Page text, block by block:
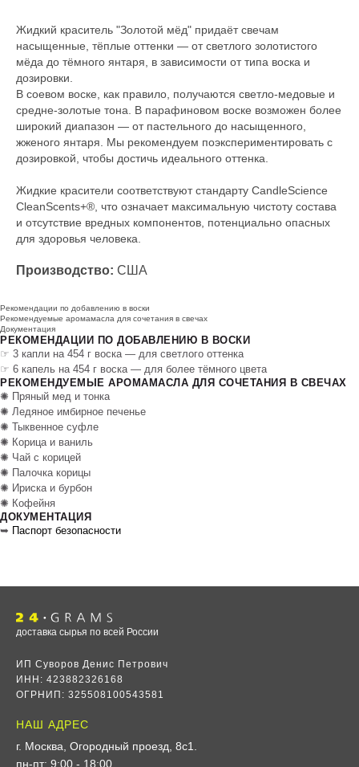
Жидкий краситель "Золотой мёд" придаёт свечам
насыщенные, тёплые оттенки — от светлого золотистого
мёда до тёмного янтаря, в зависимости от типа воска и
дозировки.
В соевом воске, как правило, получаются светло-медовые и
средне-золотые тона. В парафиновом воске возможен более
широкий диапазон — от пастельного до насыщенного,
жженого янтаря. Мы рекомендуем поэкспериментировать с
дозировкой, чтобы достичь идеального оттенка.
Жидкие красители соответствуют стандарту CandleScience
CleanScents+®, что означает максимальную чистоту состава
и отсутствие вредных компонентов, потенциально опасных
для здоровья человека.
Производство: США
Рекомендации по добавлению в воски
Рекомендуемые аромамасла для сочетания в свечах
Документация
РЕКОМЕНДАЦИИ ПО ДОБАВЛЕНИЮ В ВОСКИ
☞ 3 капли на 454 г воска — для светлого оттенка
☞ 6 капель на 454 г воска — для более тёмного цвета
РЕКОМЕНДУЕМЫЕ АРОМАМАСЛА ДЛЯ СОЧЕТАНИЯ В СВЕЧАХ
✺ Пряный мед и тонка
✺ Ледяное имбирное печенье
✺ Тыквенное суфле
✺ Корица и ваниль
✺ Чай с корицей
✺ Палочка корицы
✺ Ириска и бурбон
✺ Кофейня
ДОКУМЕНТАЦИЯ
➥ Паспорт безопасности
НАШ АДРЕС
г. Москва, Огородный проезд, 8с1
пн-пт: 9:00 - 18:00
доставка сырья по всей России
ИП Суворов Денис Петрович
ИНН: 423882326168
ОГРНИП: 325508100543581